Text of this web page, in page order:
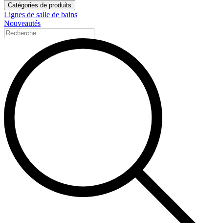
Catégories de produits
Lignes de salle de bains
Nouveautés